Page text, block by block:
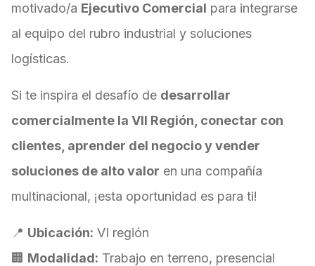
motivado/a Ejecutivo Comercial para integrarse
al equipo del rubro industrial y soluciones
logísticas.
Si te inspira el desafío de desarrollar
comercialmente la VII Región, conectar con
clientes, aprender del negocio y vender
soluciones de alto valor en una compañía
multinacional, ¡esta oportunidad es para ti!
📍 Ubicación: VI región
🏢 Modalidad: Trabajo en terreno, presencial